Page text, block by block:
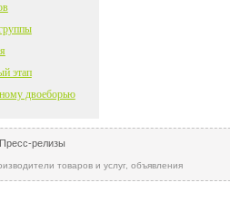
этап
двоеборью
Пресс-релизы
товаров и услуг, объявления